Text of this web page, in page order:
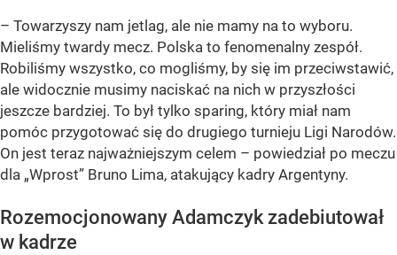
– Towarzyszy nam jetlag, ale nie mamy na to wyboru.
Mieliśmy twardy mecz. Polska to fenomenalny zespół.
Robiliśmy wszystko, co mogliśmy, by się im przeciwstawić,
ale widocznie musimy naciskać na nich w przyszłości
jeszcze bardziej. To był tylko sparing, który miał nam
pomóc przygotować się do drugiego turnieju Ligi Narodów.
On jest teraz najważniejszym celem – powiedział po meczu
dla „Wprost” Bruno Lima, atakujący kadry Argentyny.
Rozemocjonowany Adamczyk zadebiutował
w kadrze